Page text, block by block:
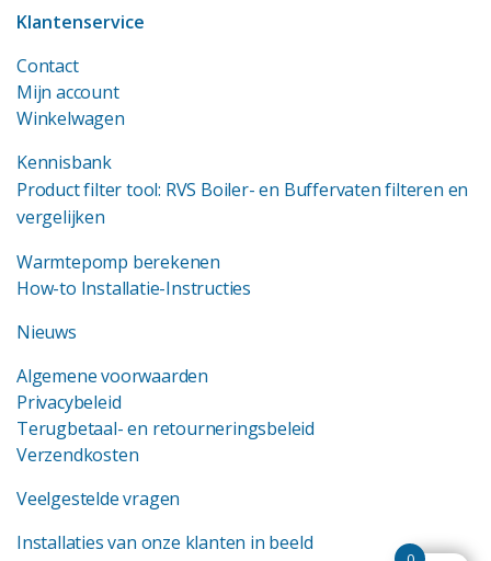
Klantenservice
Contact
Mijn account
Winkelwagen
Kennisbank
Product filter tool: RVS Boiler- en Buffervaten filteren en
vergelijken
Warmtepomp berekenen
How-to Installatie-Instructies
Nieuws
Algemene voorwaarden
Privacybeleid
Terugbetaal- en retourneringsbeleid
Verzendkosten
Veelgestelde vragen
Installaties van onze klanten in beeld